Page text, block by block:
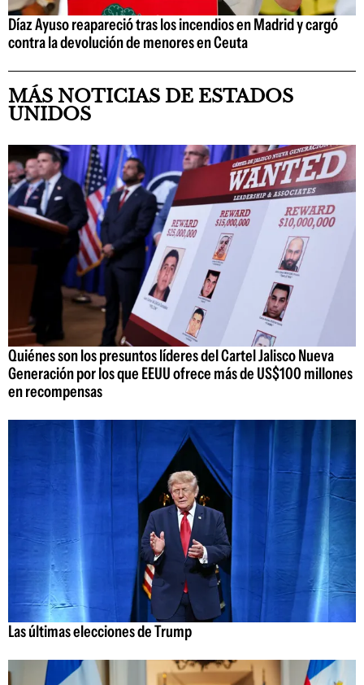
Díaz Ayuso reapareció tras los incendios en Madrid y cargó
contra la devolución de menores en Ceuta
MÁS NOTICIAS DE ESTADOS
UNIDOS
Quiénes son los presuntos líderes del Cartel Jalisco Nueva
Generación por los que EEUU ofrece más de US$100 millones
en recompensas
Las últimas elecciones de Trump